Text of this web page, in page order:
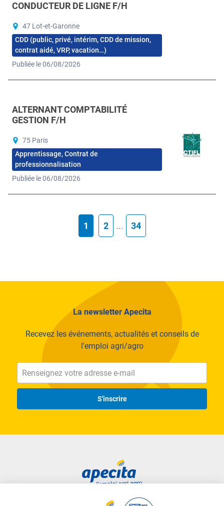
CONDUCTEUR DE LIGNE F/H
47 Lot-et-Garonne
CDD (public, privé, intérim, CDD de mission,
contrat aidé, VRP, vacation…)
Publiée le 06/08/2026
ALTERNANT COMPTABILITÉ
GESTION F/H
75 Paris
Apprentissage, Contrat de
professionnalisation
Publiée le 06/08/2026
1 2 ... 34
La newsletter Apecita
Recevez les événements, actualités et conseils de
l'emploi agri/agro
S'inscrire